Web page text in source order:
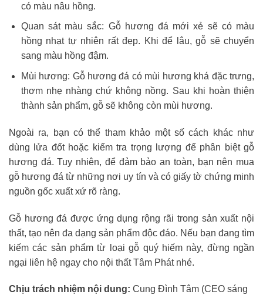
có màu nâu hồng.
Quan sát màu sắc: Gỗ hương đá mới xẻ sẽ có màu
hồng nhạt tự nhiên rất đẹp. Khi để lâu, gỗ sẽ chuyển
sang màu hồng đậm.
Mùi hương: Gỗ hương đá có mùi hương khá đặc trưng,
thơm nhẹ nhàng chứ không nồng. Sau khi hoàn thiện
thành sản phẩm, gỗ sẽ không còn mùi hương.
Ngoài ra, bạn có thể tham khảo một số cách khác như
dùng lửa đốt hoặc kiểm tra trọng lượng để phân biệt gỗ
hương đá. Tuy nhiên, để đảm bảo an toàn, bạn nên mua
gỗ hương đá từ những nơi uy tín và có giấy tờ chứng minh
nguồn gốc xuất xứ rõ ràng.
Gỗ hương đá được ứng dụng rộng rãi trong sản xuất nội
thất, tạo nên đa dạng sản phẩm độc đáo. Nếu bạn đang tìm
kiếm các sản phẩm từ loại gỗ quý hiếm này, đừng ngần
ngại liên hệ ngay cho nội thất Tâm Phát nhé.
Chịu trách nhiệm nội dung: Cung Đình Tâm (CEO sáng